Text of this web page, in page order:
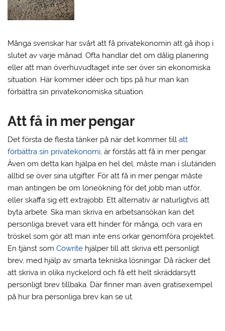
Många svenskar har svårt att få privatekonomin att gå ihop i
slutet av varje månad. Ofta handlar det om dålig planering
eller att man överhuvudtaget inte ser över sin ekonomiska
situation. Här kommer idéer och tips på hur man kan
förbättra sin privatekonomiska situation.
Att få in mer pengar
Det första de flesta tänker på när det kommer tillatt
förbättra sin privatekonomi, är förstås att få in mer pengar.
Även om detta kan hjälpa en hel del, måste man i slutänden
alltid se över sina utgifter. För att få in mer pengar måste
man antingen be om löneökning för det jobb man utför,
eller skaffa sig ett extrajobb. Ett alternativ är naturligtvis att
byta arbete. Ska man skriva en arbetsansökan kan det
personliga brevet vara ett hinder för många, och vara en
tröskel som gör att man inte ens orkar genomföra projektet.
En tjänst somCowrite hjälper till att skriva ett personligt
brev, med hjälp av smarta tekniska lösningar. Då räcker det
att skriva in olika nyckelord och få ett helt skräddarsytt
personligt brev tillbaka. Där finner man även gratisexempel
på hur bra personliga brev kan se ut.